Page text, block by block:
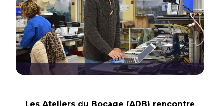
Les Ateliers du Bocage (ADB) rencontre